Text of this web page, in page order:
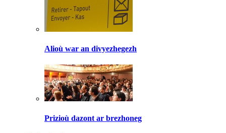
Alioù war an divyezhegezh
Prizioù dazont ar brezhoneg